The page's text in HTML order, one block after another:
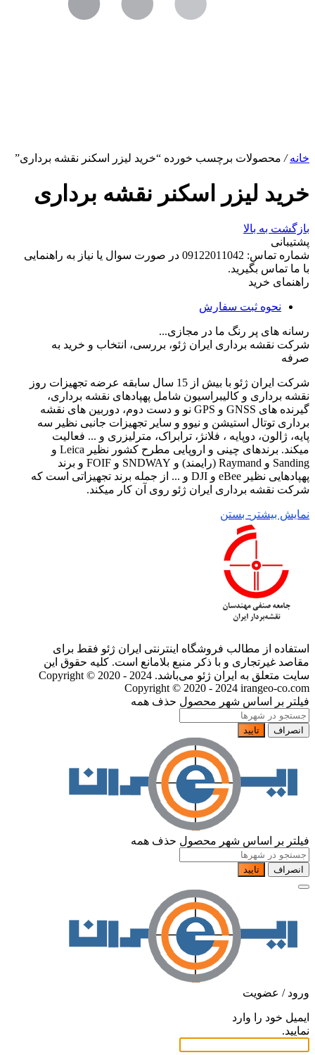
خانه/ محصولات برچسب خورده “خرید لیزر اسکنر نقشه برداری”
خرید لیزر اسکنر نقشه برداری
بازگشت به بالا
پشتیبانی
شماره تماس: 09122011042 در صورت سوال یا نیاز به راهنمایی
با ما تماس بگیرید.
راهنمای خرید
نحوه ثبت سفارش
رسانه های پر رنگ ما در مجازی...
شرکت نقشه برداری ایران ژئو، بررسی، انتخاب و خرید به
صرفه
شرکت ایران ژئو با بیش از 15 سال سابقه عرضه تجهیزات روز
نقشه برداری و کالیبراسیون شامل پهپادهای نقشه برداری،
گیرنده های GNSS و GPS نو و دست دوم، دوربین های نقشه
برداری توتال استیشن و نیوو و سایر تجهیزات جانبی نظیر سه
پایه، ژالون، دوپایه ، فلانژ، ترابراک، مترلیزری و ... فعالیت
میکند. برندهای چینی و اروپایی مطرح کشور نظیر Leica و
Sanding و Raymand (رایمند) و SNDWAY و FOIF و برند
پهپادهایی نظیر eBee و DJI و ... از جمله برند تجهیزاتی است که
شرکت نقشه برداری ایران ژئو روی آن کار میکند.
نمایش بیشتر - بستن
استفاده از مطالب فروشگاه اینترنتی ایران ژئو فقط برای
مقاصد غیرتجاری و با ذکر منبع بلامانع است. کلیه حقوق این
سایت متعلق به ایران ژئو می‌باشد. Copyright © 2020 - 2024
Copyright © 2020 - 2024 irangeo-co.com
فیلتر بر اساس شهر محصول حذف همه
انصراف تایید
فیلتر بر اساس شهر محصول حذف همه
انصراف تایید
ورود / عضویت
ایمیل خود را وارد
نمایید.